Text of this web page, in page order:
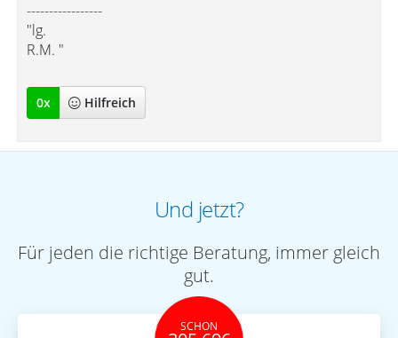
-----------------
"lg.
R.M. "
0x Hilfreich
Und jetzt?
Für jeden die richtige Beratung, immer gleich
gut.
SCHON